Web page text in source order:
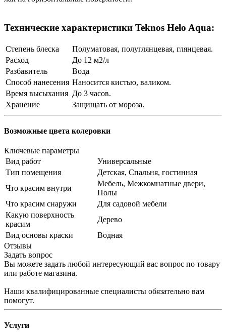
Технические характеристики Teknos Helo Aqua:
Степень блеска
Полуматовая, полуглянцевая, глянцевая.
Расход
До 12 м2/л
Разбавитель
Вода
Способ нанесения Наносится кистью, валиком.
Время высыхания До 3 часов.
Хранение
Защищать от мороза.
Возможные цвета колеровки
Ключевые параметры
Вид работ
Универсальные
Тип помещения
Детская, Спальня, гостинная
Что красим внутри
Мебель, Межкомнатные двери,
Полы
Что красим снаружи
Для садовой мебели
Какую поверхность
красим
Дерево
Вид основы краски
Водная
Отзывы
Задать вопрос
Вы можете задать любой интересующий вас вопрос по товару
или работе магазина.
Наши квалифицированные специалисты обязательно вам
помогут.
Услуги